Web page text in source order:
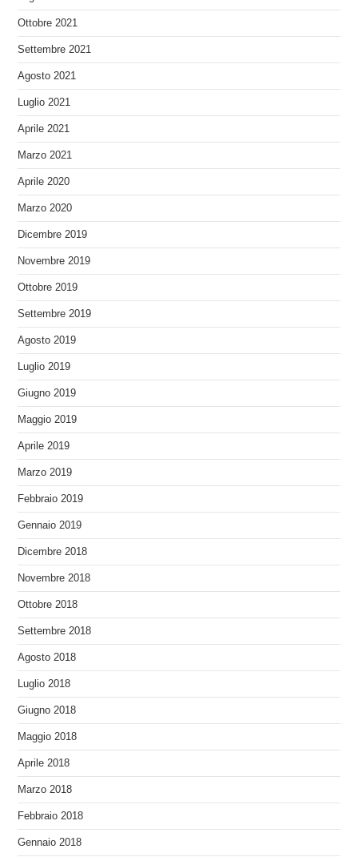
Ottobre 2021
Settembre 2021
Agosto 2021
Luglio 2021
Aprile 2021
Marzo 2021
Aprile 2020
Marzo 2020
Dicembre 2019
Novembre 2019
Ottobre 2019
Settembre 2019
Agosto 2019
Luglio 2019
Giugno 2019
Maggio 2019
Aprile 2019
Marzo 2019
Febbraio 2019
Gennaio 2019
Dicembre 2018
Novembre 2018
Ottobre 2018
Settembre 2018
Agosto 2018
Luglio 2018
Giugno 2018
Maggio 2018
Aprile 2018
Marzo 2018
Febbraio 2018
Gennaio 2018